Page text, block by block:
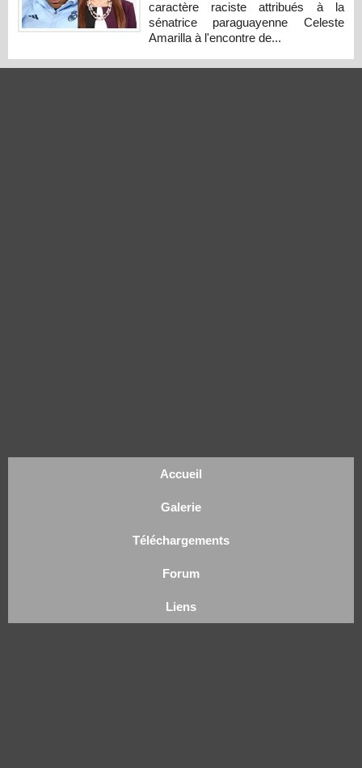
caractère raciste attribués à la
sénatrice paraguayenne Celeste
Amarilla à l'encontre de...
Accueil
Galerie
Téléchargements
Forum
Liens